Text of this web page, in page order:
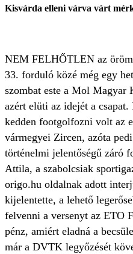
Kisvárda elleni várva várt
NEM FELHŐTLEN az
33. forduló közé még egy
szombat este a Mol Magyar
azért elüti az idejét a csapat.
kedden footgolfozni volt az
vármegyei Zircen, azóta
történelmi jelentőségű záró
Attila, a szabolcsiak
origo.hu oldalnak adott
kijelentette, a lehető
felvenni a versenyt az ETO
pénz, amiért eladná a
már a DVTK legyőzését